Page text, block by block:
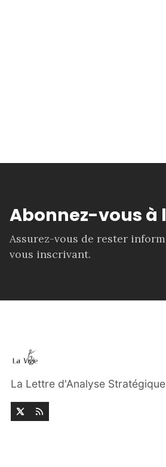
Abonnez-vous à
Assurez-vous de rester
vous inscrivant.
La Lettre d'Analyse Stratégique